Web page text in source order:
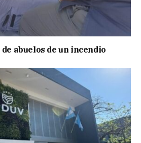
abuelos de un incendio